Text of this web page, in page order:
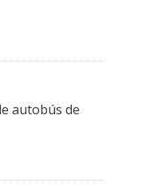
autobús de